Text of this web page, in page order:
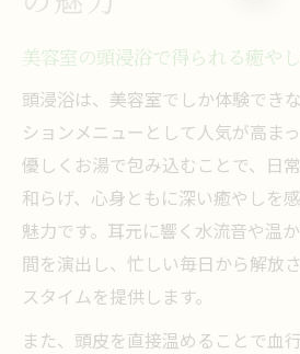
美容室の頭浸浴で得られる癒や
頭浸浴は、美容室でしか体験でき
ションメニューとして人気が高ま
優しくお湯で包み込むことで、日
和らげ、心身ともに深い癒やしを
魅力です。耳元に響く水流音や温
間を演出し、忙しい毎日から解放
スタイムを提供します。
また、頭皮を直接温めることで血